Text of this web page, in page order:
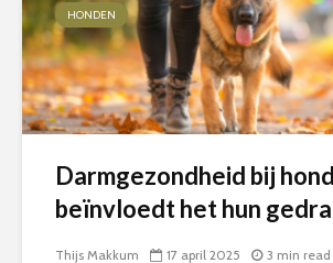
HONDEN
Darmgezondheid bij
beïnvloedt het hun
Thijs Makkum 17 april 2025 3 min read